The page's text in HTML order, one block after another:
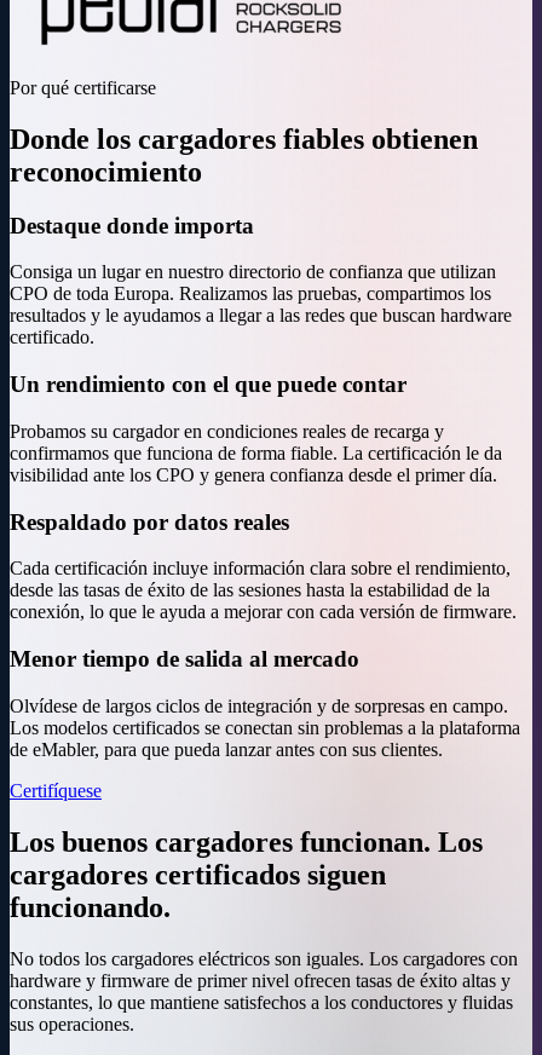
Por qué certificarse
Donde los cargadores fiables obtienen
reconocimiento
Destaque donde importa
Consiga un lugar en nuestro directorio de confianza que utilizan
CPO de toda Europa. Realizamos las pruebas, compartimos los
resultados y le ayudamos a llegar a las redes que buscan hardware
certificado.
Un rendimiento con el que puede contar
Probamos su cargador en condiciones reales de recarga y
confirmamos que funciona de forma fiable. La certificación le da
visibilidad ante los CPO y genera confianza desde el primer día.
Respaldado por datos reales
Cada certificación incluye información clara sobre el rendimiento,
desde las tasas de éxito de las sesiones hasta la estabilidad de la
conexión, lo que le ayuda a mejorar con cada versión de firmware.
Menor tiempo de salida al mercado
Olvídese de largos ciclos de integración y de sorpresas en campo.
Los modelos certificados se conectan sin problemas a la plataforma
de eMabler, para que pueda lanzar antes con sus clientes.
Certifíquese
Los buenos cargadores funcionan. Los
cargadores certificados siguen
funcionando.
No todos los cargadores eléctricos son iguales. Los cargadores con
hardware y firmware de primer nivel ofrecen tasas de éxito altas y
constantes, lo que mantiene satisfechos a los conductores y fluidas
sus operaciones.